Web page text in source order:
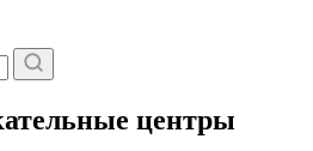
центры